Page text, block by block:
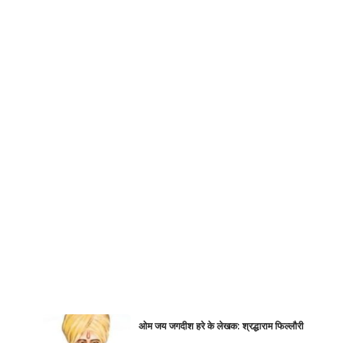
ओम जय जगदीश हरे के लेखक: श्रद्धाराम फिल्लौरी